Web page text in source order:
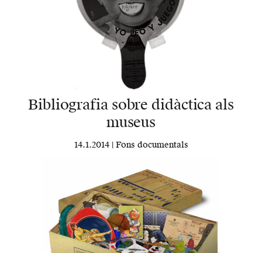
Bibliografia sobre didàctica als
museus
14.1.2014 | Fons documentals